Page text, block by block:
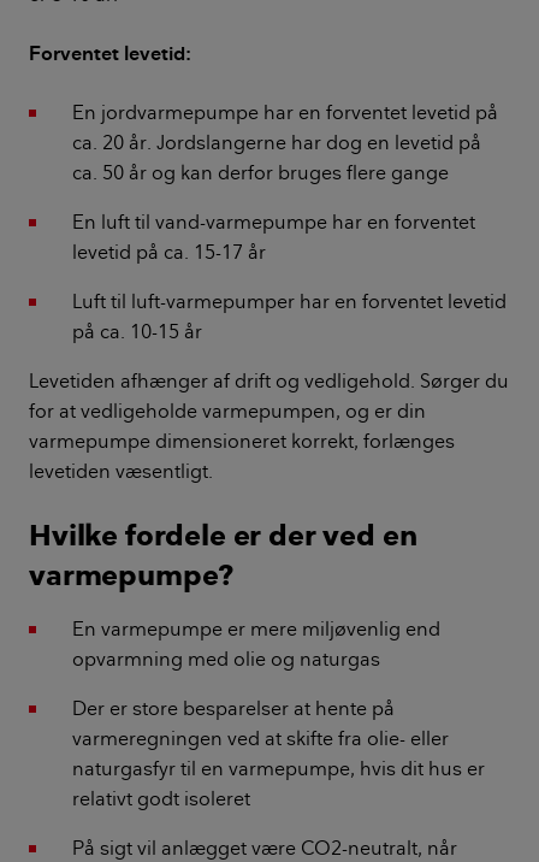
Forventet levetid:
En jordvarmepumpe har en forventet levetid på
ca. 20 år. Jordslangerne har dog en levetid på
ca. 50 år og kan derfor bruges flere gange
En luft til vand-varmepumpe har en forventet
levetid på ca. 15-17 år
Luft til luft-varmepumper har en forventet levetid
på ca. 10-15 år
Levetiden afhænger af drift og vedligehold. Sørger du
for at vedligeholde varmepumpen, og er din
varmepumpe dimensioneret korrekt, forlænges
levetiden væsentligt.
Hvilke fordele er der ved en
varmepumpe?
En varmepumpe er mere miljøvenlig end
opvarmning med olie og naturgas
Der er store besparelser at hente på
varmeregningen ved at skifte fra olie- eller
naturgasfyr til en varmepumpe, hvis dit hus er
relativt godt isoleret
På sigt vil anlægget være CO2-neutralt, når